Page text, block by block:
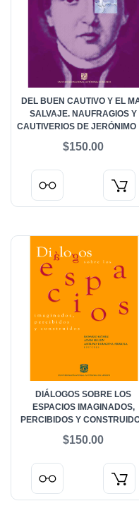
DEL BUEN CAUTIVO Y EL
SALVAJE. NAUFRAGIOS Y
CAUTIVERIOS DE JERÓNIMO
$150.00
DIÁLOGOS SOBRE LOS
ESPACIOS IMAGINADOS,
PERCIBIDOS Y
$150.00